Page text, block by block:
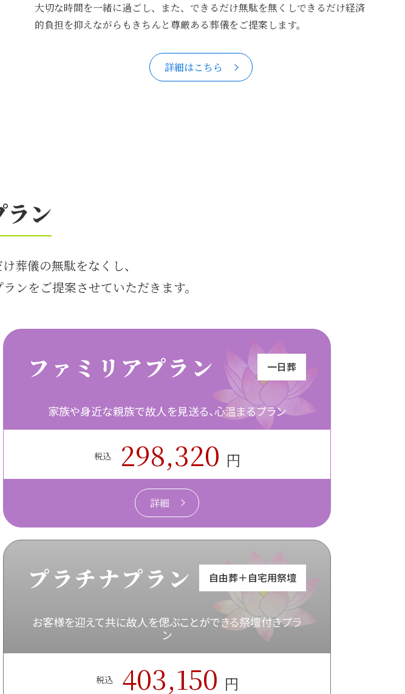
大切な時間を一緒に過ごし、また、できるだけ無駄を無くしできるだけ経済
的負担を抑えながらもきちんと尊厳ある葬儀をご提案します。
詳細はこちら
ラン
葬儀の無駄をなくし、
ンをご提案させていただきます。
ファミリアプラン 一日葬
家族や身近な親族で故人を見送る、心温まるプラン
税込 298,320 円
詳細
プラチナプラン 自由葬＋自宅用祭壇
お客様を迎えて共に故人を偲ぶことができる祭壇付きプラ
ン
税込 403,150 円